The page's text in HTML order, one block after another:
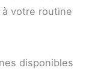
votre routine
disponibles